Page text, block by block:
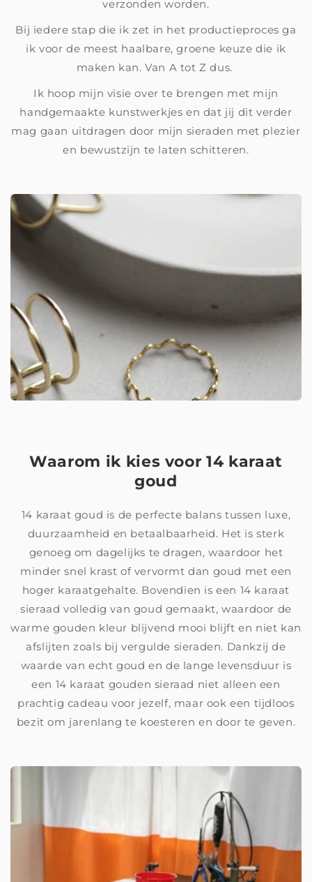
verzonden worden.
Bij iedere stap die ik zet in het productieproces ga
ik voor de meest haalbare, groene keuze die ik
maken kan. Van A tot Z dus.
Ik hoop mijn visie over te brengen met mijn
handgemaakte kunstwerkjes en dat jij dit verder
mag gaan uitdragen door mijn sieraden met plezier
en bewustzijn te laten schitteren.
Waarom ik kies voor 14 karaat
goud
14 karaat goud is de perfecte balans tussen luxe,
duurzaamheid en betaalbaarheid. Het is sterk
genoeg om dagelijks te dragen, waardoor het
minder snel krast of vervormt dan goud met een
hoger karaatgehalte. Bovendien is een 14 karaat
sieraad volledig van goud gemaakt, waardoor de
warme gouden kleur blijvend mooi blijft en niet kan
afslijten zoals bij vergulde sieraden. Dankzij de
waarde van echt goud en de lange levensduur is
een 14 karaat gouden sieraad niet alleen een
prachtig cadeau voor jezelf, maar ook een tijdloos
bezit om jarenlang te koesteren en door te geven.